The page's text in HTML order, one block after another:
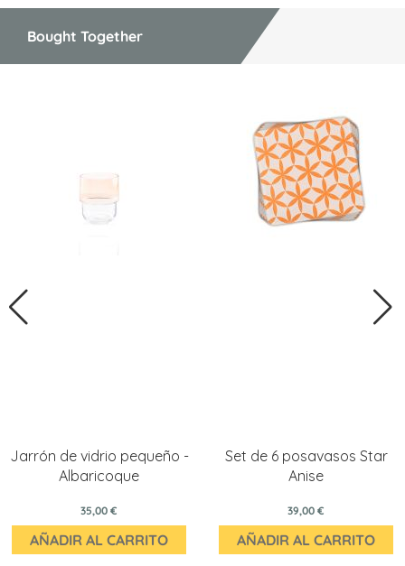
Bought Together
Jarrón de vidrio pequeño -
Albaricoque
35,00 €
AÑADIR AL CARRITO
Set de 6 posavasos Star
Anise
39,00 €
AÑADIR AL CARRITO